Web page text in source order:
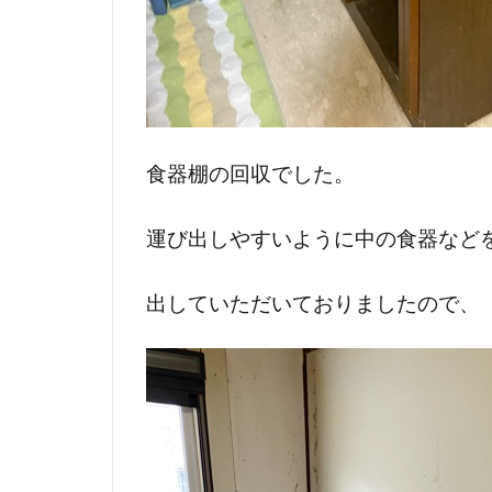
食器棚の回収でした。
運び出しやすいように中の食器など
出していただいておりましたので、